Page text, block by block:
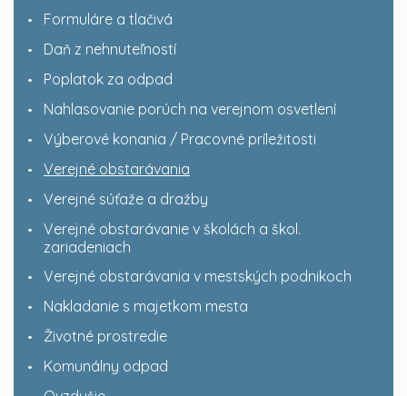
Formuláre a tlačivá
Daň z nehnuteľností
Poplatok za odpad
Nahlasovanie porúch na verejnom osvetlení
Výberové konania / Pracovné príležitosti
Verejné obstarávania
Verejné súťaže a dražby
Verejné obstarávanie v školách a škol.
zariadeniach
Verejné obstarávania v mestských podnikoch
Nakladanie s majetkom mesta
Životné prostredie
Komunálny odpad